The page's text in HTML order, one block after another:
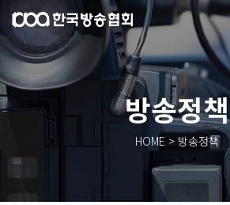
방송정책
HOME > 방송정책